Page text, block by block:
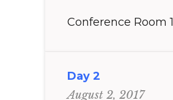
Conference Room 1
Day 2
August 2, 2017